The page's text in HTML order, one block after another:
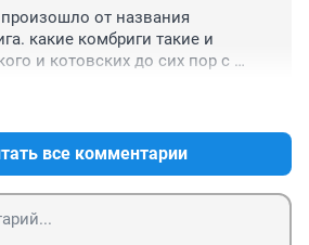
от названия
какие комбриги такие и
и котовских до сих пор с
папа и мама коти или кота.
все комментарии